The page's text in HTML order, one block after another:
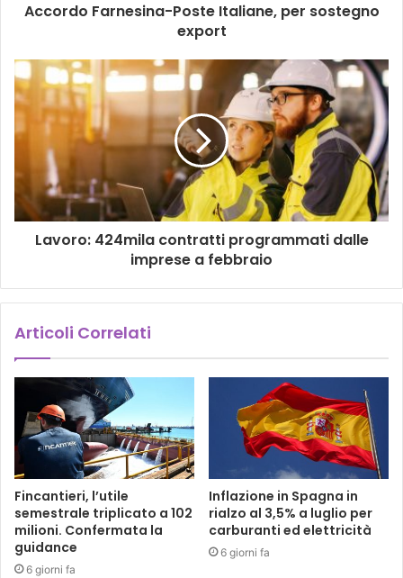
Accordo Farnesina-Poste Italiane, per sostegno
export
Lavoro: 424mila contratti programmati dalle
imprese a febbraio
Articoli Correlati
Fincantieri, l’utile
semestrale triplicato a 102
milioni. Confermata la
guidance
6 giorni fa
Inflazione in Spagna in
rialzo al 3,5% a luglio per
carburanti ed elettricità
6 giorni fa